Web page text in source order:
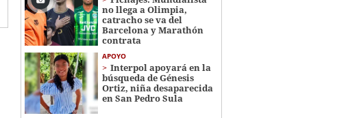
no llega a Olimpia,
catracho se va del
Barcelona y Marathón
contrata
APOYO
Interpol apoyará en la
búsqueda de Génesis
Ortiz, niña desaparecida
en San Pedro Sula